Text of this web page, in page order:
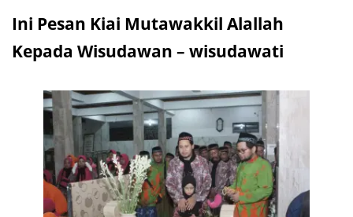
Ini Pesan Kiai Mutawakkil Alallah
Kepada Wisudawan – wisudawati